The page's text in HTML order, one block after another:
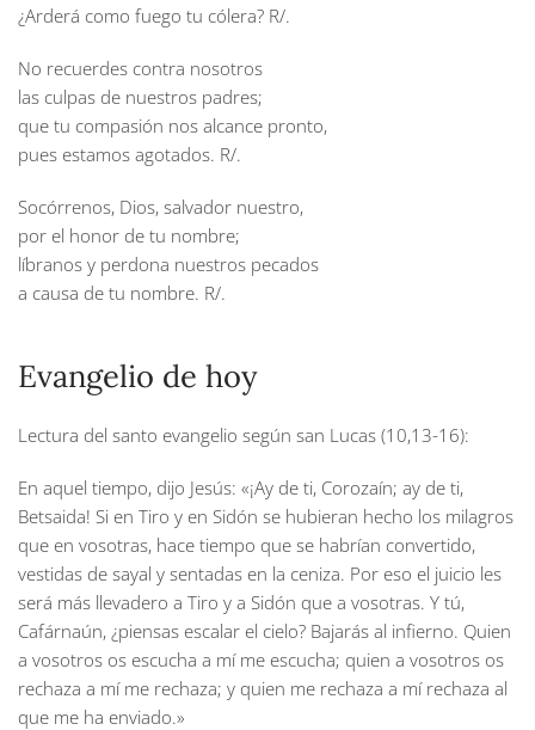
¿Arderá como fuego tu cólera? R/.
No recuerdes contra nosotros
las culpas de nuestros padres;
que tu compasión nos alcance pronto,
pues estamos agotados. R/.
Socórrenos, Dios, salvador nuestro,
por el honor de tu nombre;
líbranos y perdona nuestros pecados
a causa de tu nombre. R/.
Evangelio de hoy
Lectura del santo evangelio según san Lucas (10,13-16):
En aquel tiempo, dijo Jesús: «¡Ay de ti, Corozaín; ay de ti,
Betsaida! Si en Tiro y en Sidón se hubieran hecho los milagros
que en vosotras, hace tiempo que se habrían convertido,
vestidas de sayal y sentadas en la ceniza. Por eso el juicio les
será más llevadero a Tiro y a Sidón que a vosotras. Y tú,
Cafárnaún, ¿piensas escalar el cielo? Bajarás al infierno. Quien
a vosotros os escucha a mí me escucha; quien a vosotros os
rechaza a mí me rechaza; y quien me rechaza a mí rechaza al
que me ha enviado.»